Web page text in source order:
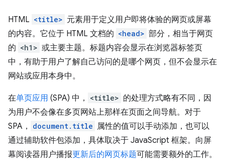
HTML <title> 元素用于定义用户即将体验的网页或屏幕
的内容。它位于 HTML 文档的 <head> 部分，相当于网页
的 <h1> 或主要主题。标题内容会显示在浏览器标签页
中，有助于用户了解自己访问的是哪个网页，但不会显示在
网站或应用本身中。
在单页应用 (SPA) 中， <title> 的处理方式略有不同，因
为用户不会像在多页网站上那样在页面之间导航。对于
SPA，
document.title 属性的值可以手动添加，也可以
通过辅助软件包添加，具体取决于 JavaScript 框架。向屏
幕阅读器用户播报更新后的网页标题可能需要额外的工作。